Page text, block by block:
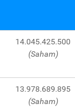
14.045.425.500
(Saham)
13.978.689.895
(Saham)